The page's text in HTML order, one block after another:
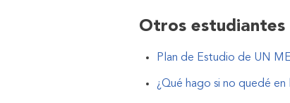
Otros estudiantes
Plan de Estudio de UN
¿Qué hago si no quedé